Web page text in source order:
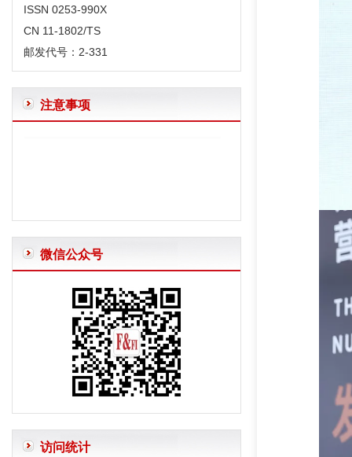
ISSN 0253-990X
CN 11-1802/TS
邮发代号：2-331
注意事项
“摘要”和“结论”的区别
给作者投稿的一些建议
英文文题及摘要写作要求
正确使用表格中的空白—和0
微信公众号
访问统计